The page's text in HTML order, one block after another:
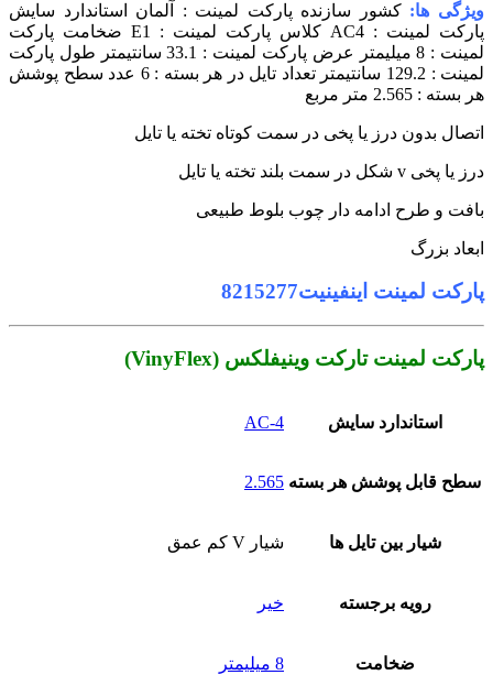
ویژگی ها: کشور سازنده پارکت لمینت : آلمان
استاندارد سایش
پارکت لمینت : AC4
کلاس پارکت لمینت : E1
ضخامت پارکت
لمینت : 8 میلیمتر
عرض پارکت لمینت : 33.1 سانتیمتر
طول پارکت
لمینت : 129.2 سانتیمتر
تعداد تایل در هر بسته : 6 عدد
سطح پوشش
هر بسته : 2.565 متر مربع
اتصال بدون درز یا پخی در سمت کوتاه تخته یا تایل
درز یا پخی v شکل در سمت بلند تخته یا تایل
بافت و طرح ادامه دار چوب بلوط طبیعی
ابعاد بزرگ
پارکت لمینت اینفینیت8215277
پارکت لمینت تارکت وینیفلکس (VinyFlex)
استاندارد سایش AC-4
سطح قابل پوشش هر بسته 2.565
شیار بین تایل ها شیار V کم عمق
رویه برجسته خیر
ضخامت 8 میلیمتر